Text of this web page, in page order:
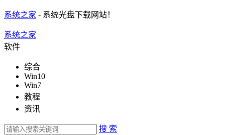
系统之家 - 系统光盘下载网站！
系统之家
软件
综合
Win10
Win7
教程
资讯
搜 索